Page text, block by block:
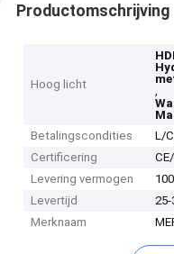
Productomschrijving
Hoog licht
,
Betalingscondities
L/
Certificering
Levering vermogen
Levertijd
Merknaam